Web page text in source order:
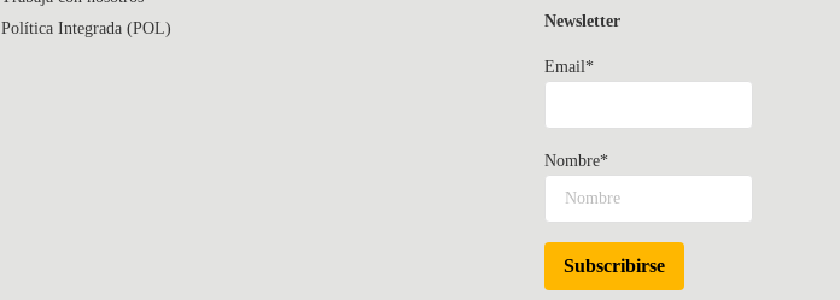
Política Integrada (POL)
Newsletter
Email*
Nombre*